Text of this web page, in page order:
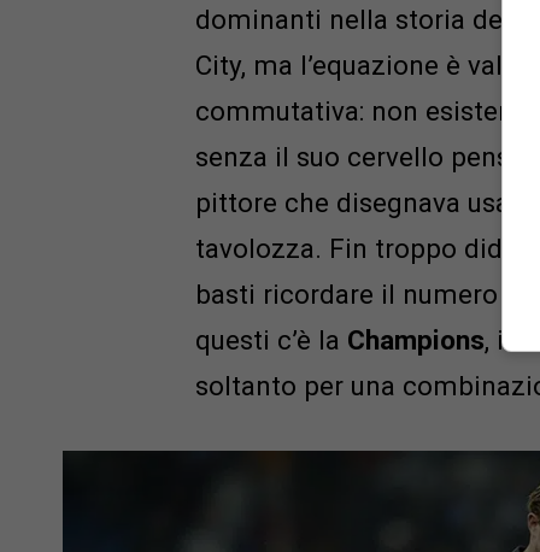
dominanti nella storia del
City, ma l’equazione è
commutativa: non
senza il suo cervello
pittore che disegnava
tavolozza. Fin troppo
basti ricordare il numero
questi c’è la Champions, il
soltanto per una